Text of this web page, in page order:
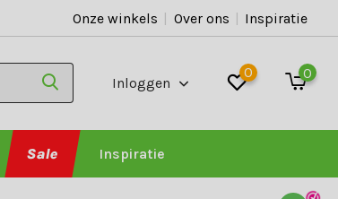
Onze winkels | Over ons | Inspiratie
Inloggen
0 0
Sale Inspiratie